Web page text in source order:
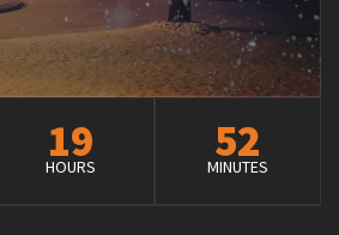
19
HOURS 52
MINUTES